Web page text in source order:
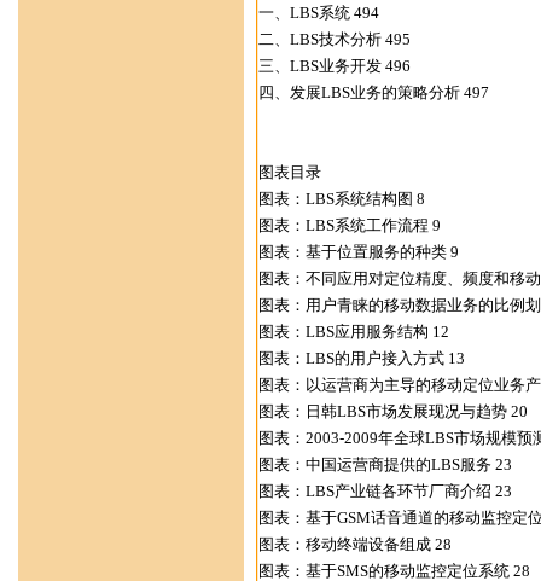
一、LBS系统 494
二、LBS技术分析 495
三、LBS业务开发 496
四、发展LBS业务的策略分析 497
图表目录
图表：LBS系统结构图 8
图表：LBS系统工作流程 9
图表：基于位置服务的种类 9
图表：不同应用对定位精度、频度和移
图表：用户青睐的移动数据业务的比例
图表：LBS应用服务结构 12
图表：LBS的用户接入方式 13
图表：以运营商为主导的移动定位业务
图表：日韩LBS市场发展现况与趋势 20
图表：2003-2009年全球LBS市场规模预
图表：中国运营商提供的LBS服务 23
图表：LBS产业链各环节厂商介绍 23
图表：基于GSM话音通道的移动监控定
图表：移动终端设备组成 28
图表：基于SMS的移动监控定位系统 28